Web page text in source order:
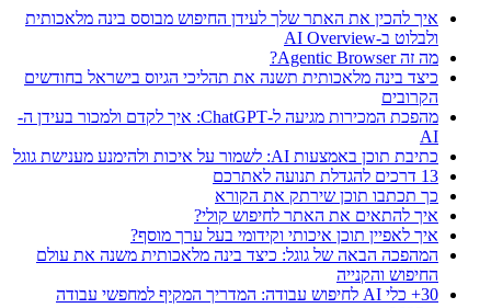
איך להכין את האתר שלך לעידן החיפוש מבוסס בינה מלאכותית
ולבלוט ב-AI Overview
מה זה Agentic Browser?
כיצד בינה מלאכותית תשנה את תהליכי הגיוס בישראל בחודשים
הקרובים
מהפכת המכירות מגיעה ל-ChatGPT: איך לקדם ולמכור בעידן ה-
AI
כתיבת תוכן באמצעות AI: לשמור על איכות ולהימנע מענישת גוגל
13 דרכים להגדלת תנועה לאתרכם
כך תכתבו תוכן שירתק את הקורא
איך להתאים את האתר לחיפוש קולי?
איך לאפיין תוכן איכותי וקידומי בעל ערך מוסף?
המהפכה הבאה של גוגל: כיצד בינה מלאכותית משנה את עולם
החיפוש והקנייה
30+ כלי AI לחיפוש עבודה: המדריך המקיף למחפשי עבודה